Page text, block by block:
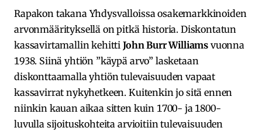
Rapakon takana Yhdysvalloissa osakemarkkinoiden
arvonmäärityksellä on pitkä historia. Diskontatun
kassavirtamallin kehitti John Burr Williams vuonna
1938. Siinä yhtiön ”käypä arvo” lasketaan
diskonttaamalla yhtiön tulevaisuuden vapaat
kassavirrat nykyhetkeen. Kuitenkin jo sitä ennen
niinkin kauan aikaa sitten kuin 1700- ja 1800-
luvulla sijoituskohteita arvioitiin tulevaisuuden